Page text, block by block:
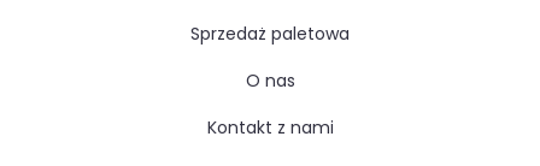
sprzedaż paletowa
o nas
kontakt z nami